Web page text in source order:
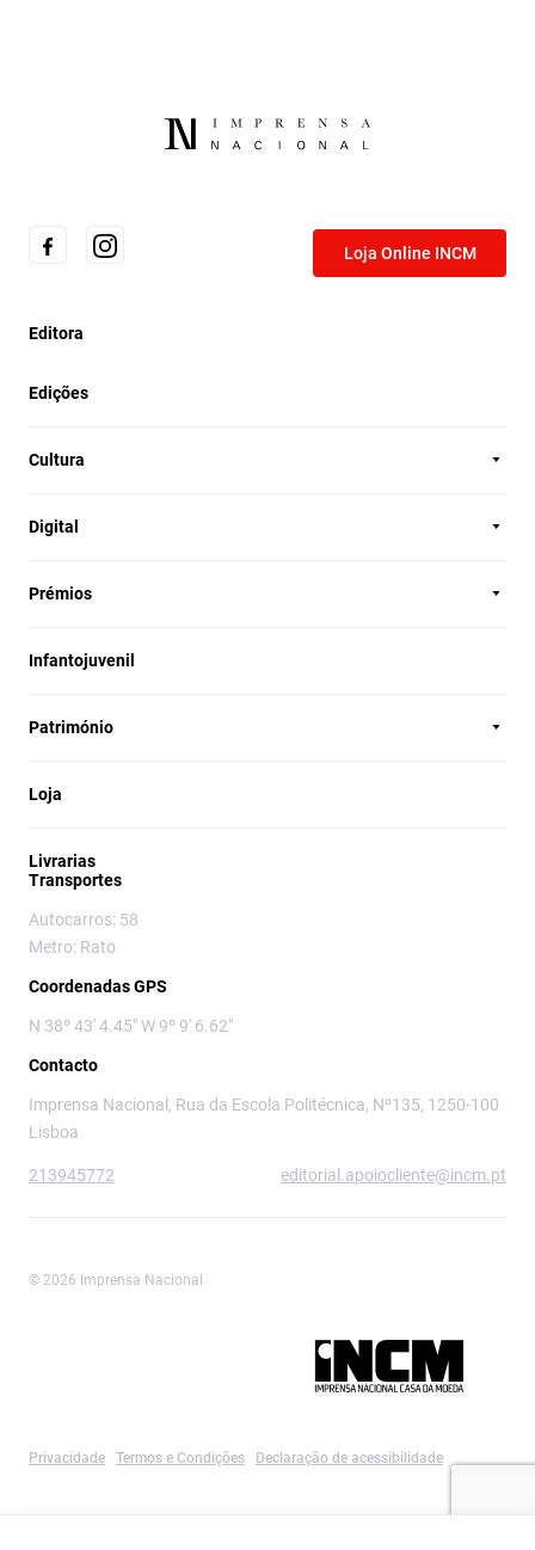
Loja Online INCM
Editora
Edições
Cultura
Digital
Prémios
Infantojuvenil
Património
Loja
Livrarias
Transportes
Autocarros: 58
Metro: Rato
Coordenadas GPS
N 38º 43' 4.45" W 9º 9' 6.62"
Contacto
Imprensa Nacional, Rua da Escola Politécnica, Nº135, 1250-100
Lisboa
213945772 editorial.apoiocliente@incm.pt
© 2026 Imprensa Nacional
Privacidade Termos e Condições Declaração de acessibilidade